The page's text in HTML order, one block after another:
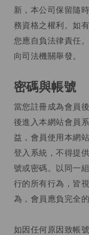
新，本公司保留隨
務資格之權利。如
您應自負法律責任
向司法機關舉發。
密碼與帳號
當您註冊成為會員
後進入本網站會員
益，會員使用本網
登入系統，不得提
號或密碼。以同一
行的所有行為，皆
為，會員應負完全的
如因任何原因致帳